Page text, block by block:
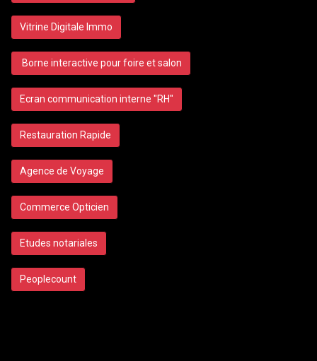
Vitrine Digitale Immo
Borne interactive pour foire et salon
Ecran communication interne "RH"
Restauration Rapide
Agence de Voyage
Commerce Opticien
Etudes notariales
Peoplecount